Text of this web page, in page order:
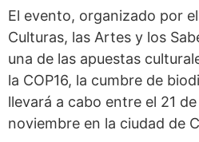
El evento, organizado por
Culturas, las Artes y los
una de las apuestas
la COP16, la cumbre de
llevará a cabo entre el 21
noviembre en la ciudad de